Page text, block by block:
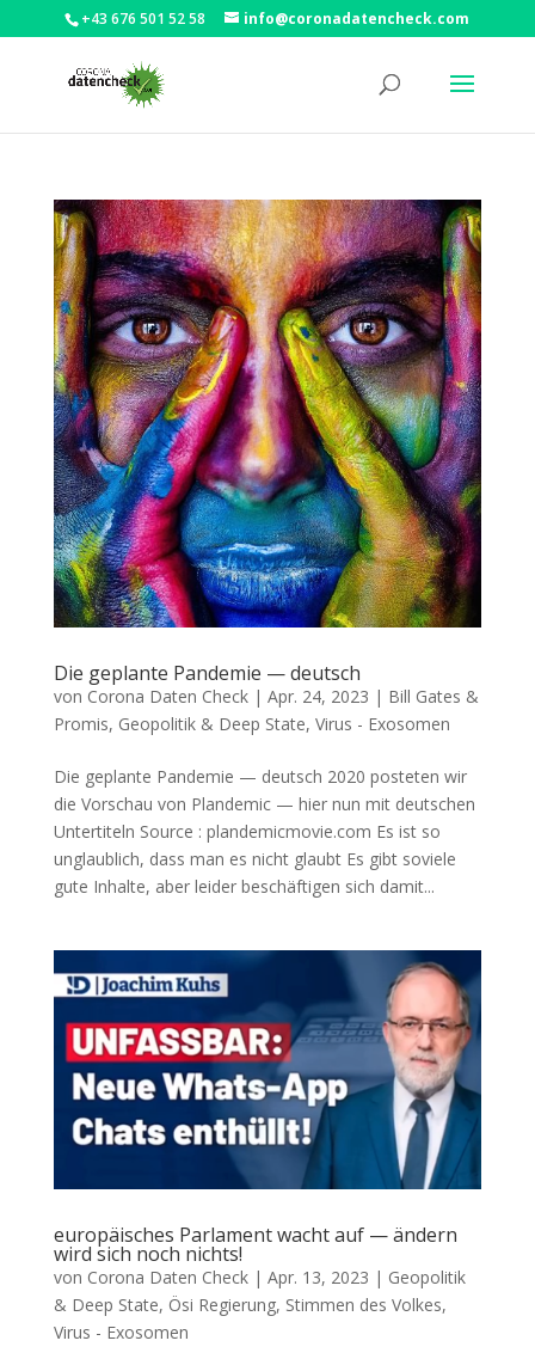
+43 676 501 52 58 info@coronadatencheck.com
Die geplante Pandemie — deutsch
von Corona Daten Check| Apr. 24, 2023 | Bill Gates &
Promis, Geopolitik & Deep State, Virus - Exosomen
Die geplante Pandemie — deutsch 2020 pos­te­ten wir
die Vor­schau von Plan­de­mic — hier nun mit deut­schen
Untertiteln Source : plandemicmovie.com Es ist so
unglaub­lich, dass man es nicht glaubt Es gibt sovie­le
gute Inhal­te, aber lei­der beschäf­ti­gen sich damit...
europäisches Parlament wacht auf — ändern
wird sich noch nichts!
von Corona Daten Check| Apr. 13, 2023 | Geopolitik
& Deep State, Ösi Regierung, Stimmen des Volkes,
Virus - Exosomen